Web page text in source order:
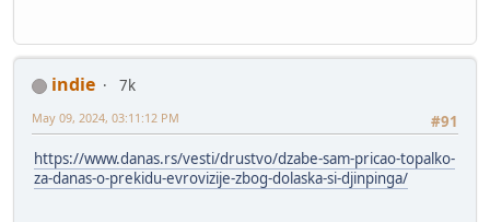
indie
7k
#91
May 09, 2024, 03:11:12 PM
https://www.danas.rs/vesti/drustvo/dzabe-sam-pricao-topalko-
za-danas-o-prekidu-evrovizije-zbog-dolaska-si-djinpinga/